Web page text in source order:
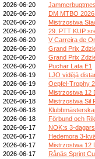
2026-06-20
2026-06-20
DM MTBO
2026-06-20
Mistrzostwa
2026-06-20
29. PTT KUP
2026-06-20
V Carreira de
2026-06-20
Grand Prix
2026-06-20
Grand Prix
2026-06-20
Puchar Lata E1
2026-06-19
LJO vidējā
2026-06-19
Oepfel-Trophy
2026-06-18
Mistrzostwa 12
2026-06-18
Mistrzostwa Sił
2026-06-18
2026-06-18
Förbund och
2026-06-17
NOK:s 3-
2026-06-17
Hedemora 3-
2026-06-17
Mistrzostwa 12
2026-06-17
Rånäs Sprint